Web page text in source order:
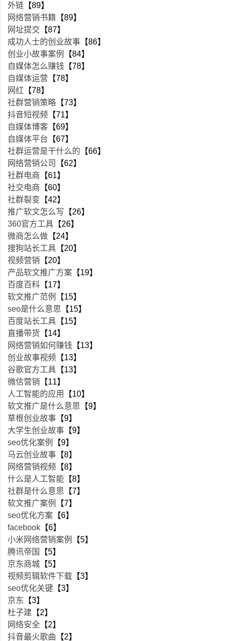
外链 【89】
网络营销书籍 【89】
网址提交 【87】
成功人士的创业故事 【86】
创业小故事案例
【84】
自媒体怎么赚钱 【78】
自媒体运营 【78】
网红 【78】
社群营销策略 【73】
抖音短视频 【71】
自媒体博客 【69】
自媒体平台 【67】
社群运营是干什么的 【66】
网络营销公司
【62】
社群电商 【61】
社交电商 【60】
社群裂变 【42】
推广软文怎么写 【26】
360官方工具 【26】
微商怎么做 【24】
搜狗站长工具 【20】
视频营销 【20】
产品软文推广方案 【19】
百度百科 【17】
软文推广范例
【15】
seo是什么意思 【15】
百度站长工具 【15】
直播带货 【14】
网络营销如何赚钱 【13】
创业故事视频 【13】
谷歌官方工具 【13】
微信营销 【11】
人工智能的应用
【10】
软文推广是什么意思 【9】
草根创业故事 【9】
大学生创业故事 【9】
seo优化案例
【9】
马云创业故事 【8】
网络营销视频 【8】
什么是人工智能 【8】
社群是什么意思 【7】
软文推广案例
【7】
seo优化方案 【6】
facebook 【6】
小米网络营销案例
【5】
腾讯帝国
【5】
京东商城 【5】
视频剪辑软件下载 【3】
seo优化关键 【3】
京东 【3】
杜子建 【2】
网络安全 【2】
抖音最火歌曲 【2】